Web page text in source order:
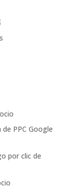
PPC Google
por clic de